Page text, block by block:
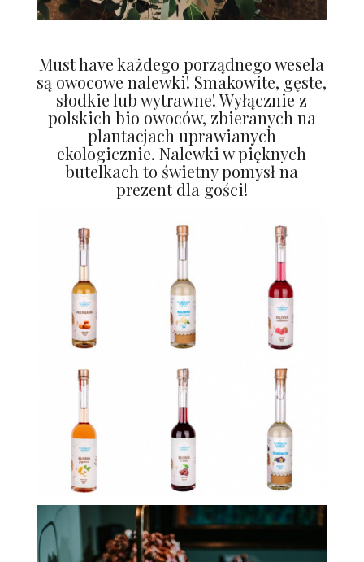
Must have każdego porządnego wesela
są owocowe nalewki! Smakowite, gęste,
słodkie lub wytrawne! Wyłącznie z
polskich bio owoców, zbieranych na
plantacjach uprawianych
ekologicznie. Nalewki w pięknych
butelkach to świetny pomysł na
prezent dla gości!